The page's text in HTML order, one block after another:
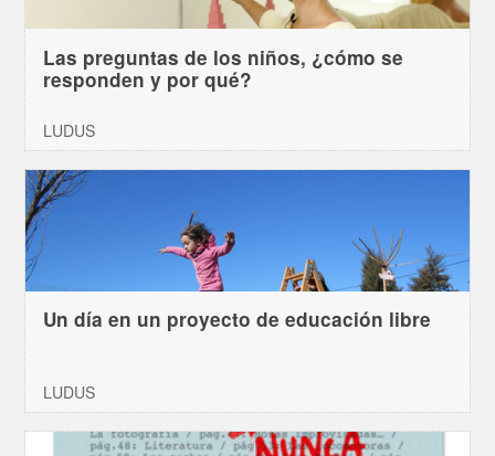
Las preguntas de los niños, ¿cómo se
responden y por qué?
LUDUS
Un día en un proyecto de educación libre
LUDUS